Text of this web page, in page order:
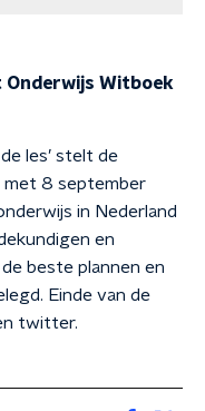
Onderwijs Witboek
les’ stelt de
met 8 september
in Nederland
en
beste plannen en
Einde van de
twitter.